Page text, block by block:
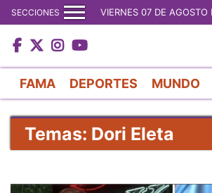
SECCIONES VIERNES 07 DE
FAMA DEPORTES MUNDO
Temas: Dori Eleta